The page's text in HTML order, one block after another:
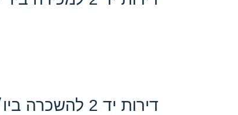
דירות יד 2 להשכרה ביו״ש